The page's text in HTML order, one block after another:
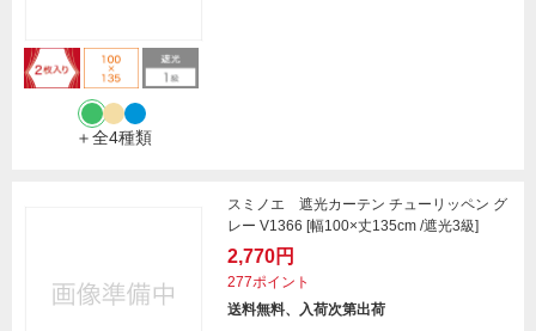
＋全4種類
スミノエ 遮光カーテン チューリッペン グ
レー V1366 [幅100×丈135cm /遮光3級]
2,770円
277ポイント
送料無料、入荷次第出荷